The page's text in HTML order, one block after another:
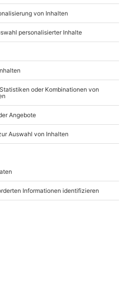
Paintball
(Schnupperpaket)